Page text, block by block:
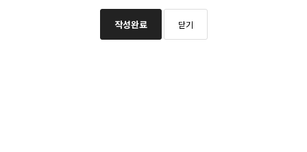
작성완료 닫기